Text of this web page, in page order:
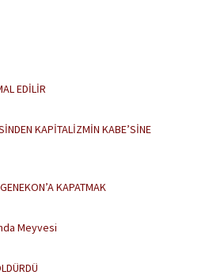
EDİLİR
KAPİTALİZMİN KABE’SİNE
KAPATMAK
Meyvesi